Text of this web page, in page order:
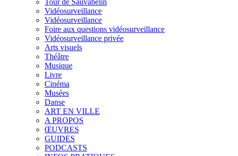
Vidéosurveillance
Vidéosurveillance
Foire aux questions vidéosurveillance
Vidéosurveillance privée
Arts visuels
Théâtre
Musique
Livre
Cinéma
Musées
Danse
ART EN VILLE
A PROPOS
ŒUVRES
GUIDES
PODCASTS